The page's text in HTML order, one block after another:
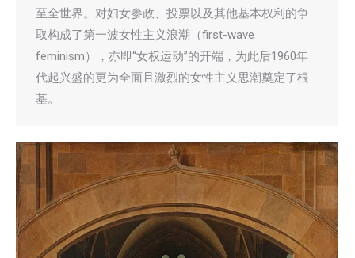
至全世界。对妇女参政、投票以及其他基本权利的争
取构成了第一波女性主义浪潮（first-wave
feminism），亦即“女权运动”的开端，为此后1960年
代起兴盛的更为全面且激烈的女性主义思潮奠定了根
基。